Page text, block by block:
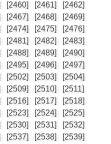
[2460] [2461]
[2462]
[2467] [2468]
[2469]
[2474] [2475]
[2476]
[2481] [2482]
[2483]
[2488] [2489]
[2490]
[2495] [2496]
[2497]
[2502] [2503]
[2504]
[2509] [2510]
[2511]
[2516] [2517]
[2518]
[2523] [2524]
[2525]
[2530] [2531]
[2532]
[2537] [2538]
[2539]